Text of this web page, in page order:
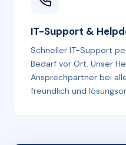
IT-Support &
Schneller IT-Support
Bedarf vor Ort. Unser
Ansprechpartner bei
freundlich und